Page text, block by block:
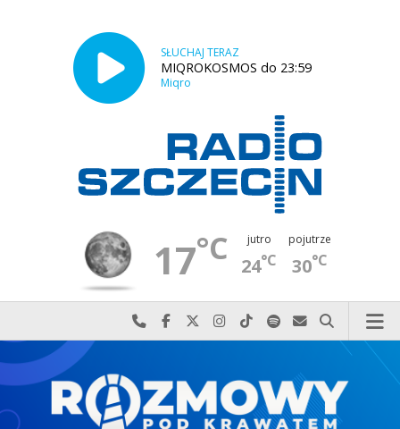
SŁUCHAJ TERAZ
MIQROKOSMOS do 23:59
Miqro
17°C jutro
24°C
pojutrze
30°C
Najlepiej po prostu do nas zadzwoń
Odwiedź nas na Facebook-u
Odwiedź nas na X
Odwiedź nas na Instagram-ie
Odwiedź nas na TikTok-u
Szukaj nas na Spotify
Wyślij do nas
Szukaj